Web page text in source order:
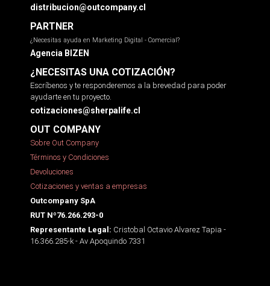
distribucion@outcompany.cl
PARTNER
¿Necesitas ayuda en Marketing Digital - Comercial?
Agencia BIZEN
¿NECESITAS UNA COTIZACIÓN?
Escríbenos y te responderemos a la brevedad para poder
ayudarte en tu proyecto.
cotizaciones@sherpalife.cl
OUT COMPANY
Sobre Out Company
Términos y Condiciones
Devoluciones
Cotizaciones y ventas a empresas
Outcompany SpA
RUT Nº76.266.293-0
Representante Legal: Cristobal Octavio Alvarez Tapia -
16.366.285-k - Av Apoquindo 7331